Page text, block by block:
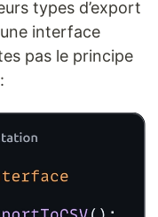
types d’export
interface
pas le principe